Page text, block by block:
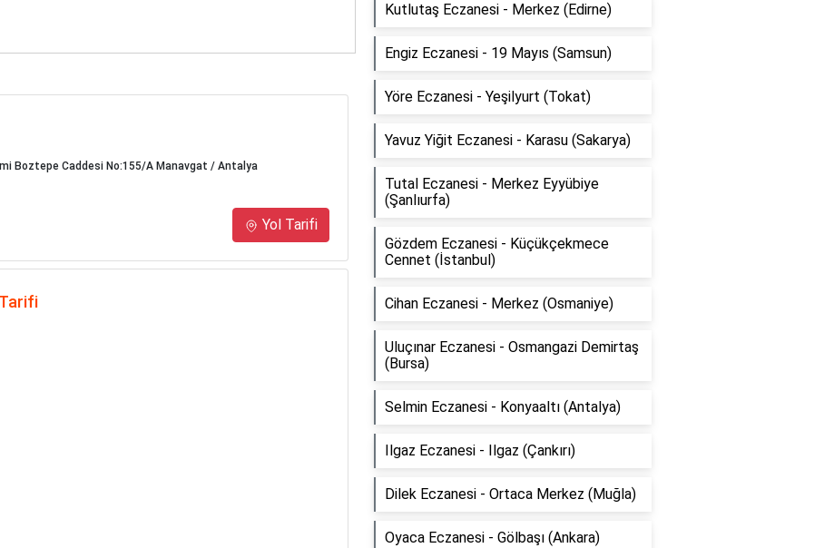
Boztepe Caddesi No:155/A Manavgat / Antalya
Yol Tarifi
Kutlutaş Eczanesi - Merkez (Edirne)
Engiz Eczanesi - 19 Mayıs (Samsun)
Yöre Eczanesi - Yeşilyurt (Tokat)
Yavuz Yiğit Eczanesi - Karasu (Sakarya)
Tutal Eczanesi - Merkez Eyyübiye
(Şanlıurfa)
Gözdem Eczanesi - Küçükçekmece
Cennet (İstanbul)
Cihan Eczanesi - Merkez (Osmaniye)
Uluçınar Eczanesi - Osmangazi Demirtaş
(Bursa)
Selmin Eczanesi - Konyaaltı (Antalya)
Ilgaz Eczanesi - Ilgaz (Çankırı)
Dilek Eczanesi - Ortaca Merkez (Muğla)
Oyaca Eczanesi - Gölbaşı (Ankara)